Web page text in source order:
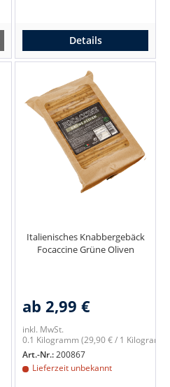
Details
Italienisches Knabbergebäck
Focaccine Grüne Oliven
ab 2,99 €
inkl. MwSt.
0.1 Kilogramm(29,90 € / 1
Art.-Nr.:200867
Lieferzeit unbekannt